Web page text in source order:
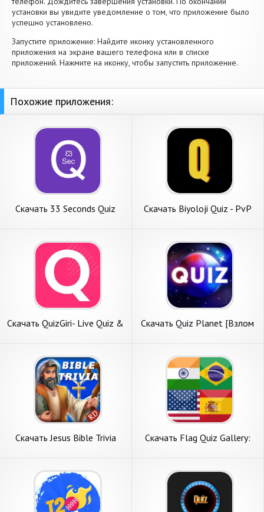
установки вы увидите уведомление о том, что приложение было
успешно установлено.
Запустите приложение: Найдите иконку установленного
приложения на экране вашего телефона или в списке
приложений. Нажмите на иконку, чтобы запустить приложение.
Похожие приложения:
Скачать 33 Seconds Quiz
Скачать Biyoloji Quiz - PvP
Скачать QuizGiri- Live Quiz &
Скачать Quiz Planet [Взлом
Скачать Jesus Bible Trivia
Скачать Flag Quiz Gallery:
Андроид